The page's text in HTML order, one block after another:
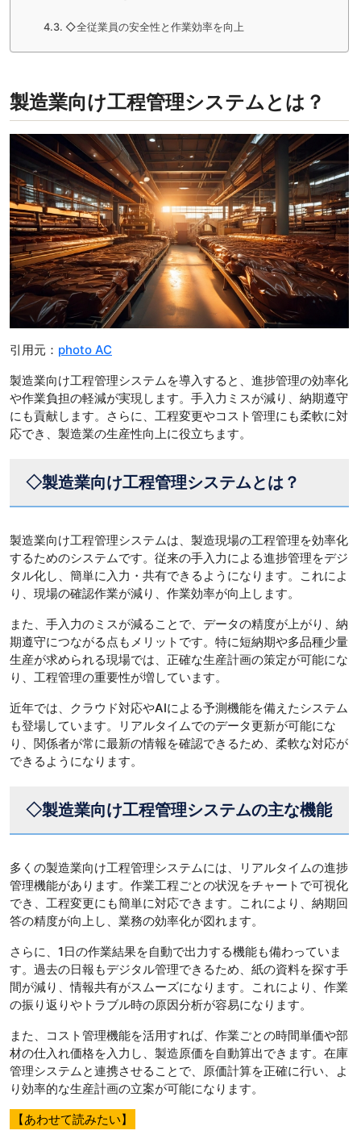
◇全従業員の安全性と作業効率を向上
製造業向け工程管理システムとは？
引用元： photo AC
製造業向け工程管理システムを導入すると、進捗管理の効率化
や作業負担の軽減が実現します。手入力ミスが減り、納期遵守
にも貢献します。さらに、工程変更やコスト管理にも柔軟に対
応でき、製造業の生産性向上に役立ちます。
◇製造業向け工程管理システムとは？
製造業向け工程管理システムは、製造現場の工程管理を効率化
するためのシステムです。従来の手入力による進捗管理をデジ
タル化し、簡単に入力・共有できるようになります。これによ
り、現場の確認作業が減り、作業効率が向上します。
また、手入力のミスが減ることで、データの精度が上がり、納
期遵守につながる点もメリットです。特に短納期や多品種少量
生産が求められる現場では、正確な生産計画の策定が可能にな
り、工程管理の重要性が増しています。
近年では、クラウド対応やAIによる予測機能を備えたシステム
も登場しています。リアルタイムでのデータ更新が可能にな
り、関係者が常に最新の情報を確認できるため、柔軟な対応が
できるようになります。
◇製造業向け工程管理システムの主な機能
多くの製造業向け工程管理システムには、リアルタイムの進捗
管理機能があります。作業工程ごとの状況をチャートで可視化
でき、工程変更にも簡単に対応できます。これにより、納期回
答の精度が向上し、業務の効率化が図れます。
さらに、1日の作業結果を自動で出力する機能も備わっていま
す。過去の日報もデジタル管理できるため、紙の資料を探す手
間が減り、情報共有がスムーズになります。これにより、作業
の振り返りやトラブル時の原因分析が容易になります。
また、コスト管理機能を活用すれば、作業ごとの時間単価や部
材の仕入れ価格を入力し、製造原価を自動算出できます。在庫
管理システムと連携させることで、原価計算を正確に行い、よ
り効率的な生産計画の立案が可能になります。
【あわせて読みたい】